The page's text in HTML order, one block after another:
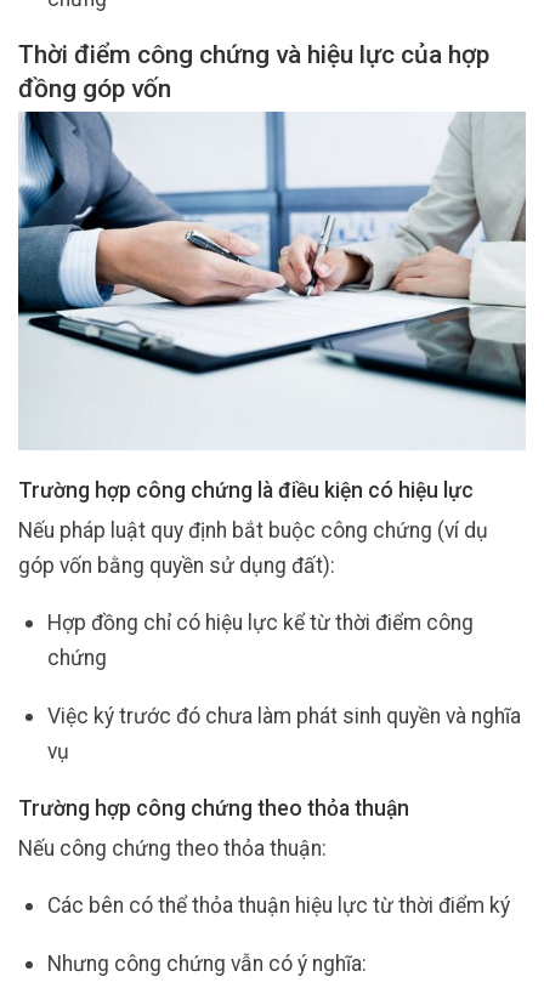
Thời điểm công chứng và hiệu lực của hợp
đồng góp vốn
Trường hợp công chứng là điều kiện có hiệu lực
Nếu pháp luật quy định bắt buộc công chứng (ví dụ
góp vốn bằng quyền sử dụng đất):
Hợp đồng chỉ có hiệu lực kể từ thời điểm công
chứng
Việc ký trước đó chưa làm phát sinh quyền và nghĩa
vụ
Trường hợp công chứng theo thỏa thuận
Nếu công chứng theo thỏa thuận:
Các bên có thể thỏa thuận hiệu lực từ thời điểm ký
Nhưng công chứng vẫn có ý nghĩa: